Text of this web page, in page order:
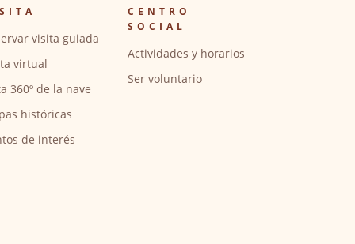
visita guiada
virtual
360º de la nave
históricas
de interés
CENTRO
SOCIAL
Actividades y horarios
Ser voluntario